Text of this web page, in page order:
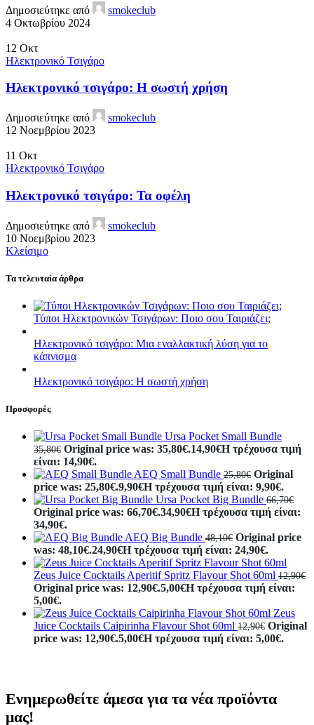
Δημοσιεύτηκε από
smokeclub
4 Οκτωβρίου 2024
12 Οκτ
Ηλεκτρονικό Τσιγάρο
Ηλεκτρονικό τσιγάρο: Η σωστή χρήση
Δημοσιεύτηκε από
smokeclub
12 Νοεμβρίου 2023
11 Οκτ
Ηλεκτρονικό Τσιγάρο
Ηλεκτρονικό τσιγάρο: Τα οφέλη
Δημοσιεύτηκε από
smokeclub
10 Νοεμβρίου 2023
Κλείσιμο
Τα τελευταία άρθρα
Τύποι Ηλεκτρονικών Τσιγάρων: Ποιο σου Ταιριάζει;
Ηλεκτρονικό τσιγάρο: Μια εναλλακτική λύση για το
κάπνισμα
Ηλεκτρονικό τσιγάρο: Η σωστή χρήση
Προσφορές
Ursa Pocket Small Bundle
35,80€ Original price was: 35,80€.14,90€Η τρέχουσα τιμή
είναι: 14,90€.
AEQ Small Bundle 25,80€ Original
price was: 25,80€.9,90€Η τρέχουσα τιμή είναι: 9,90€.
Ursa Pocket Big Bundle 66,70€
Original price was: 66,70€.34,90€Η τρέχουσα τιμή είναι:
34,90€.
AEQ Big Bundle 48,10€ Original price
was: 48,10€.24,90€Η τρέχουσα τιμή είναι: 24,90€.
Zeus Juice Cocktails Aperitif Spritz Flavour Shot 60ml 12,90€
Original price was: 12,90€.5,00€Η τρέχουσα τιμή είναι:
5,00€.
Zeus
Juice Cocktails Caipirinha Flavour Shot 60ml 12,90€ Original
price was: 12,90€.5,00€Η τρέχουσα τιμή είναι: 5,00€.
Ενημερωθείτε άμεσα για τα νέα προϊόντα
μας!